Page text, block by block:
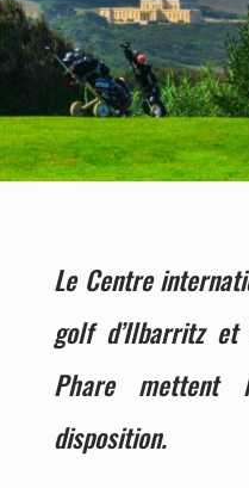
Le Centre
golf d’Ilbarritz
Phare
disposition.